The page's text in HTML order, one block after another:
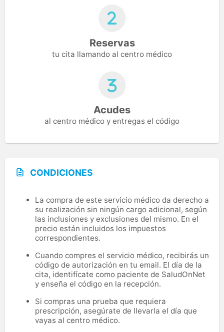
Reservas
tu cita llamando al centro médico
Acudes
al centro médico y entregas el código
CONDICIONES
La compra de este servicio médico da derecho a
su realización sin ningún cargo adicional, según
las inclusiones y exclusiones del mismo. En el
precio están incluidos los impuestos
correspondientes.
Cuando compres el servicio médico, recibirás un
código de autorización en tu email. El día de la
cita, identifícate como paciente de SaludOnNet
y enseña el código en la recepción.
Si compras una prueba que requiera
prescripción, asegúrate de llevarla el día que
vayas al centro médico.